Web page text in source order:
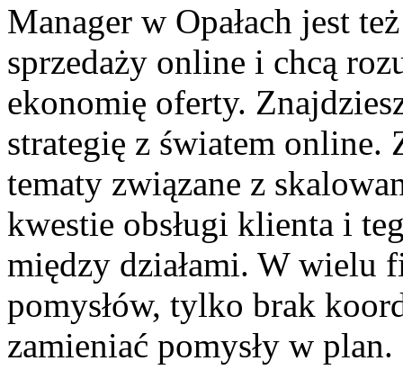
Manager w Opałach jest
sprzedaży online i chcą
ekonomię oferty.
strategię z światem
tematy związane z
kwestie obsługi klienta i
między działami. W wielu
pomysłów, tylko brak
zamieniać pomysły w plan.